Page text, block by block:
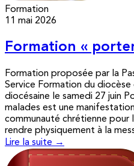
Formation
11 mai 2026
Formation «
Formation proposée par la
Service Formation du diocèse
diocésaine le samedi 27 juin
malades est une
communauté chrétienne pour
rendre physiquement à la
Lire la suite →